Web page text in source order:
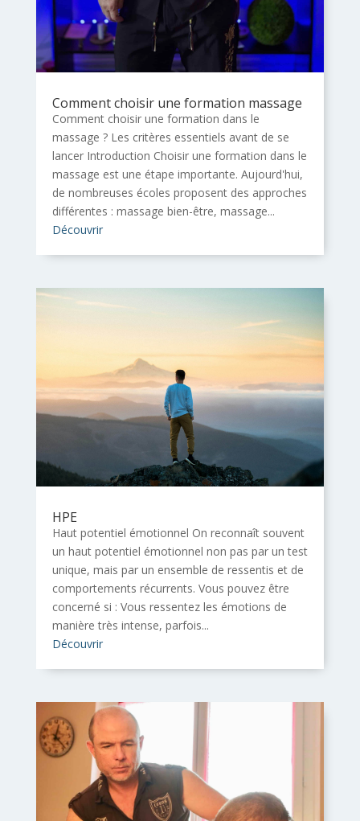
Comment choisir une formation massage
Comment choisir une formation dans le
massage ? Les critères essentiels avant de se
lancer Introduction Choisir une formation dans le
massage est une étape importante. Aujourd'hui,
de nombreuses écoles proposent des approches
différentes : massage bien-être, massage...
Découvrir
HPE
Haut potentiel émotionnel On reconnaît souvent
un haut potentiel émotionnel non pas par un test
unique, mais par un ensemble de ressentis et de
comportements récurrents. Vous pouvez être
concerné si : Vous ressentez les émotions de
manière très intense, parfois...
Découvrir